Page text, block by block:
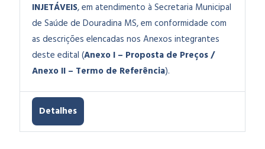
INJETÁVEIS, em atendimento à Secretaria Municipal
de Saúde de Douradina MS, em conformidade com
as descrições elencadas nos Anexos integrantes
deste edital (Anexo I – Proposta de Preços /
Anexo II – Termo de Referência).
Detalhes